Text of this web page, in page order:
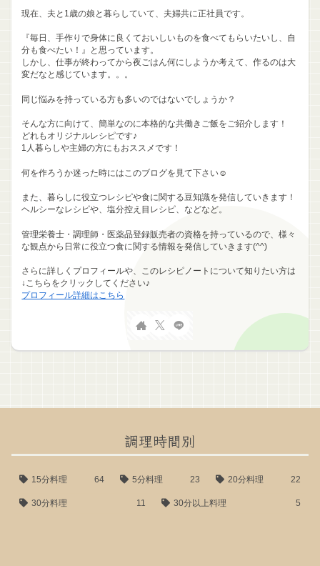
現在、夫と1歳の娘と暮らしていて、夫婦共に正社員です。
『毎日、手作りで身体に良くておいしいものを食べてもらいたいし、自
分も食べたい！』と思っています。
しかし、仕事が終わってから夜ごはん何にしようか考えて、作るのは大
変だなと感じています。。。
同じ悩みを持っている方も多いのではないでしょうか？
そんな方に向けて、簡単なのに本格的な共働きご飯をご紹介します！
どれもオリジナルレシピです♪
1人暮らしや主婦の方にもおススメです！
何を作ろうか迷った時にはこのブログを見て下さい☺
また、暮らしに役立つレシピや食に関する豆知識を発信していきます！
ヘルシーなレシピや、塩分控え目レシピ、などなど。
管理栄養士・調理師・医薬品登録販売者の資格を持っているので、様々
な観点から日常に役立つ食に関する情報を発信していきます(^^)
さらに詳しくプロフィールや、このレシピノートについて知りたい方は
↓こちらをクリックしてください♪
プロフィール詳細はこちら
調理時間別
15分料理 64 5分料理 23 20分料理 22
30分料理 11 30分以上料理 5